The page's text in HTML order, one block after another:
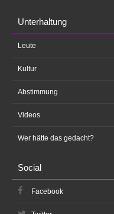
Unterhaltung
Leute
Kultur
Abstimmung
Videos
Wer hätte das gedacht?
Social
Facebook